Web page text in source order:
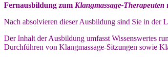
Fernausbildung zum Klangmassage-Therapeuten
Nach absolvieren dieser Ausbildung sind Sie in der
Der Inhalt der Ausbildung umfasst Wissenswertes
Durchführen von Klangmassage-Sitzungen sowie